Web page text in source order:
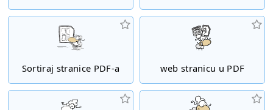
Sortiraj stranice PDF-a web stranicu u PDF